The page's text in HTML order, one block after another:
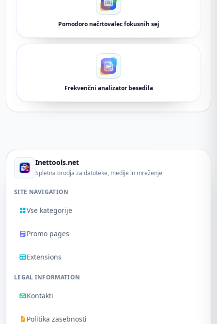
Pomodoro načrtovalec fokusnih sej
Frekvenčni analizator besedila
Inettools.net
Spletna orodja za datoteke, medije in mreženje
SITE NAVIGATION
Vse kategorije
Promo pages
Extensions
LEGAL INFORMATION
Kontakti
Politika zasebnosti